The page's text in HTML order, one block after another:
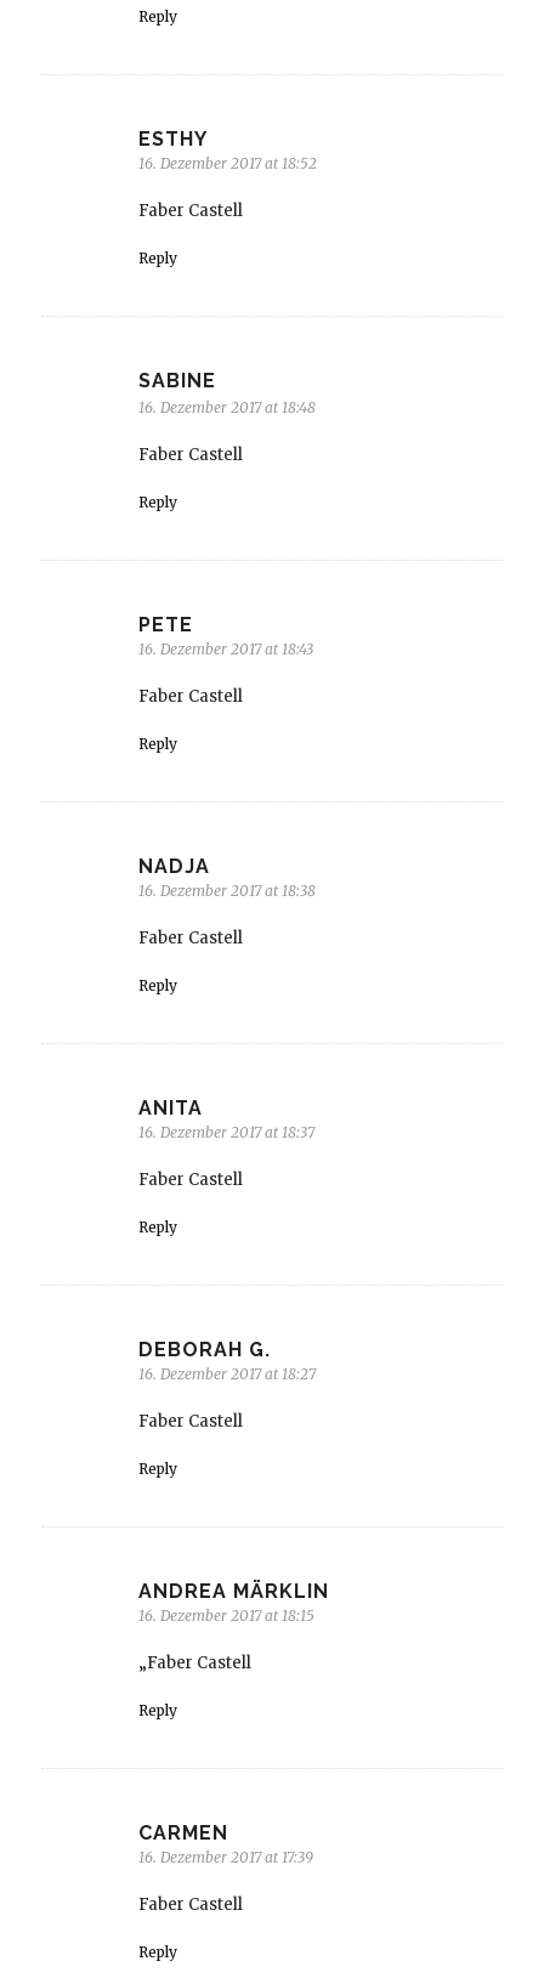
Reply
ESTHY
16. Dezember 2017 at 18:52
Faber Castell
Reply
SABINE
16. Dezember 2017 at 18:48
Faber Castell
Reply
PETE
16. Dezember 2017 at 18:43
Faber Castell
Reply
NADJA
16. Dezember 2017 at 18:38
Faber Castell
Reply
ANITA
16. Dezember 2017 at 18:37
Faber Castell
Reply
DEBORAH G.
16. Dezember 2017 at 18:27
Faber Castell
Reply
ANDREA MÄRKLIN
16. Dezember 2017 at 18:15
„Faber Castell
Reply
CARMEN
16. Dezember 2017 at 17:39
Faber Castell
Reply